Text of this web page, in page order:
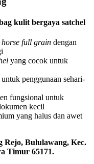
kulit bergaya satchel
full grain dengan
yang cocok untuk
penggunaan sehari-
fungsional untuk
kecil
yang halus dan awet
Rejo, Bululawang, Kec.
Timur 65171.